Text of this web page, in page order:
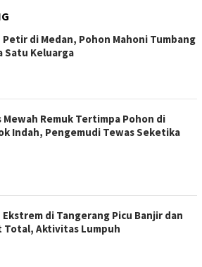
Petir di Medan, Pohon Mahoni Tumbang
Satu Keluarga
Mewah Remuk Tertimpa Pohon di
Indah, Pengemudi Tewas Seketika
Ekstrem di Tangerang Picu Banjir dan
Total, Aktivitas Lumpuh